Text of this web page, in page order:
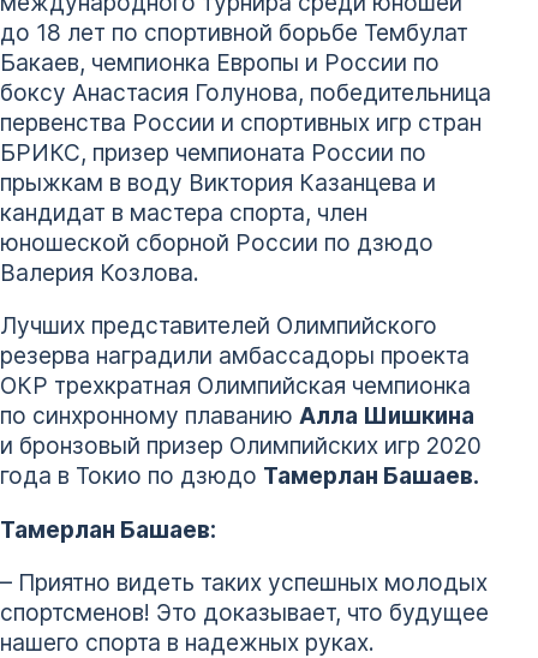
до 18 лет по спортивной борьбе Тембулат
Бакаев, чемпионка Европы и России по
боксу Анастасия Голунова, победительница
первенства России и спортивных игр стран
БРИКС, призер чемпионата России по
прыжкам в воду Виктория Казанцева и
кандидат в мастера спорта, член
юношеской сборной России по дзюдо
Валерия Козлова.
Лучших представителей Олимпийского
резерва наградили амбассадоры проекта
ОКР трехкратная Олимпийская чемпионка
по синхронному плаванию Алла Шишкина
и бронзовый призер Олимпийских игр 2020
года в Токио по дзюдо Тамерлан Башаев.
Тамерлан Башаев:
– Приятно видеть таких успешных молодых
спортсменов! Это доказывает, что будущее
нашего спорта в надежных руках.